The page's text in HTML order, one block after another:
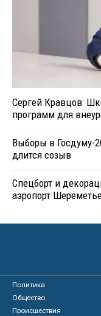
Сергей Кравцов:
программ для
Выборы в Госдуму-
длится созыв
Спецборт и
аэропорт
Политика
Общество
Происшествия